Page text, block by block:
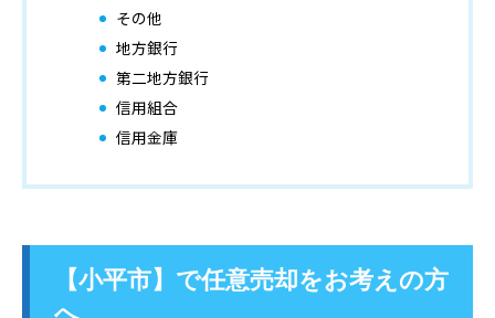
その他
地方銀行
第二地方銀行
信用組合
信用金庫
【小平市】で任意売却をお考えの方